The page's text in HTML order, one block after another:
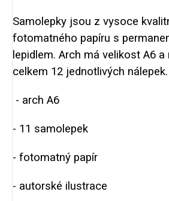
Samolepky jsou z vysoce
fotomatného papíru s
lepidlem. Arch má velikost A6 a
celkem 12 jednotlivých nálepek.
- arch A6
- 11 samolepek
- fotomatný papír
- autorské ilustrace